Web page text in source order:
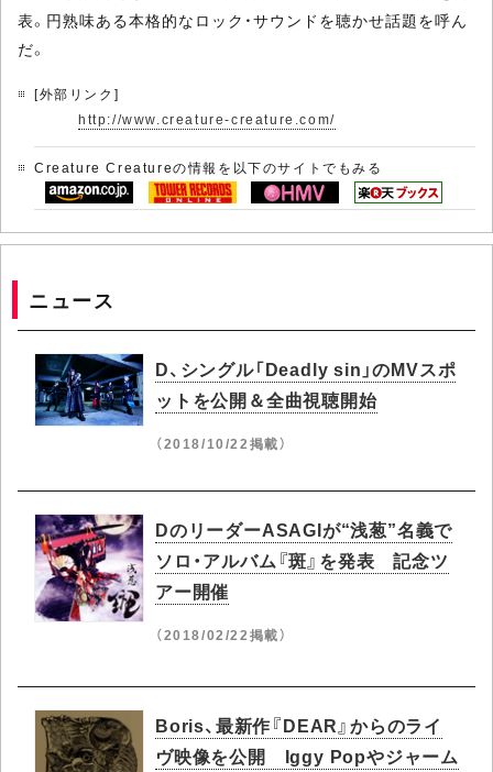
表。円熟味ある本格的なロック・サウンドを聴かせ話題を呼ん
だ。
[外部リンク]
http://www.creature-creature.com/
Creature Creatureの情報を以下のサイトでもみる
ニュース
D、シングル「Deadly sin」のMVスポ
ットを公開＆全曲視聴開始
（2018/10/22掲載）
DのリーダーASAGIが“浅葱”名義で
ソロ・アルバム『斑』を発表 記念ツ
アー開催
（2018/02/22掲載）
Boris、最新作『DEAR』からのライ
ヴ映像を公開 Iggy Popやジャーム